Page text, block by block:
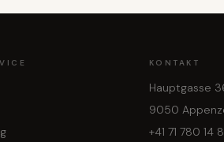
KONTAKT
Hauptgasse
9050
+41 71 780 14